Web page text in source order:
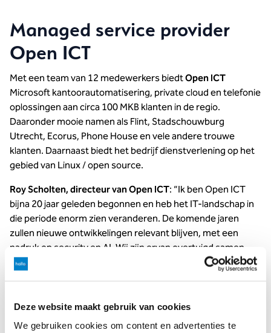
Deze website maakt gebruik van cookies
We gebruiken cookies om content en advertenties te
Managed service provider
Open ICT
Met een team van 12 medewerkers biedtOpen ICT
Microsoft kantoorautomatisering, private cloud en telefonie
oplossingen aan circa 100 MKB klanten in de regio.
Daaronder mooie namen als Flint, Stadschouwburg
Utrecht, Ecorus, Phone House en vele andere trouwe
klanten. Daarnaast biedt het bedrijf dienstverlening op het
gebied van Linux / open source.
Roy Scholten, directeur van Open ICT: “Ik ben Open ICT
bijna 20 jaar geleden begonnen en heb het IT-landschap in
die periode enorm zien veranderen. De komende jaren
zullen nieuwe ontwikkelingen relevant blijven, met een
nadruk op security en AI. Wij zijn ervan overtuigd samen
met Hallo alle uitdagingen nog beter aan te kunnen gaan,
met experts op elk gebied en met nieuwe kansen voor onze
Hallo CEO Barry Wissink vult aan